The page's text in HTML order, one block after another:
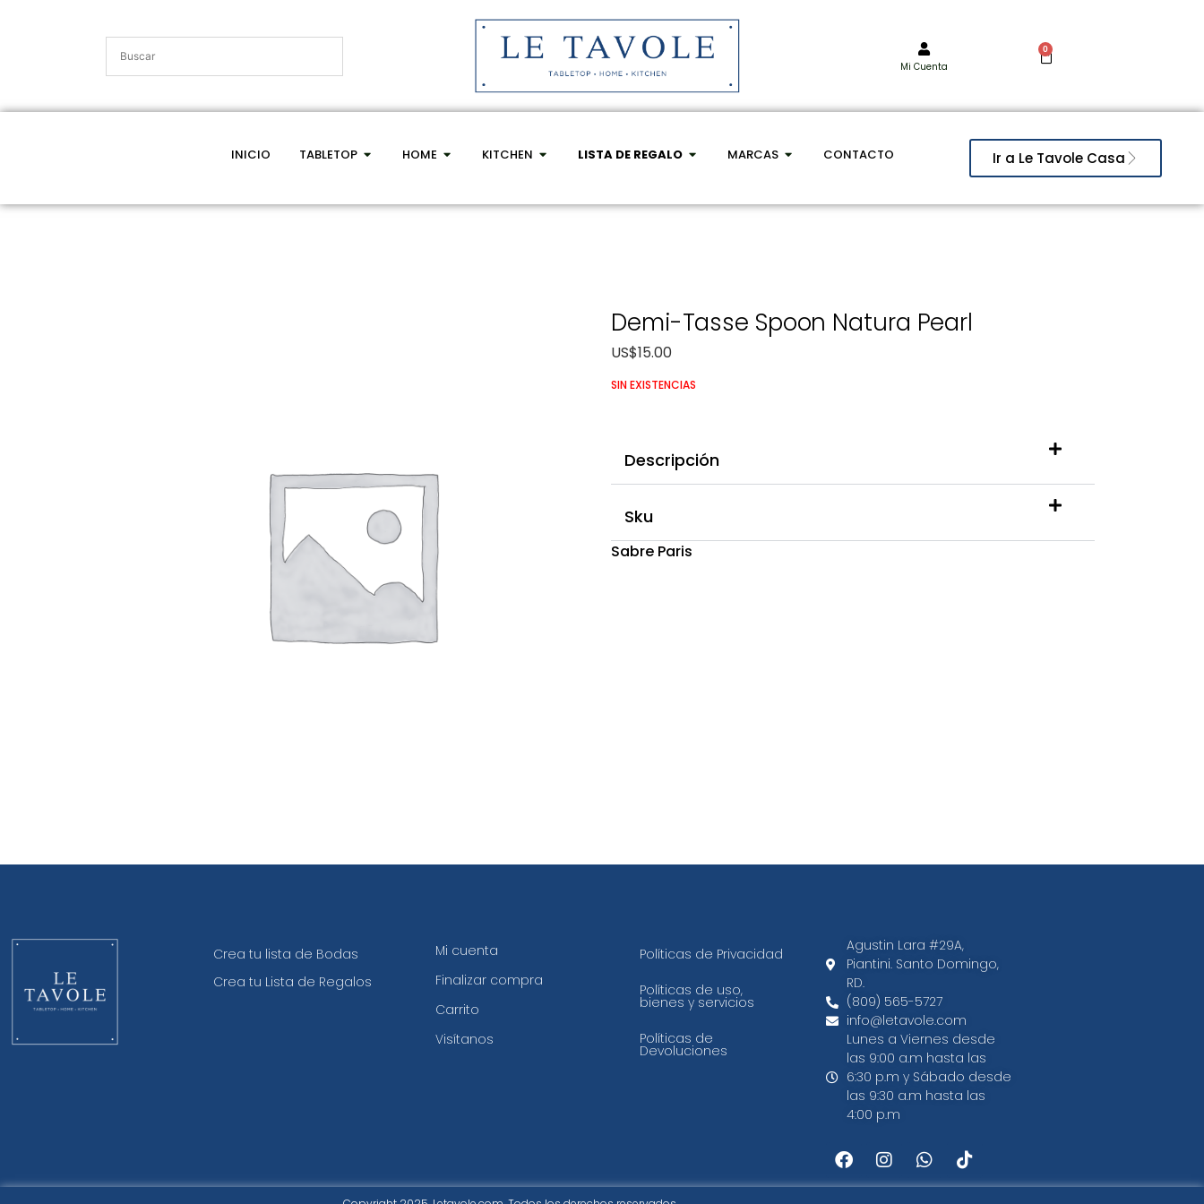
Mi Cuenta
0
INICIO TABLETOP HOME KITCHEN LISTA DE REGALO MARCAS CONTACTO Ir a Le Tavole Casa
Demi-Tasse Spoon Natura Pearl
US$15.00
SIN EXISTENCIAS
Descripción
Sku
Sabre Paris
Crea tu lista de Bodas
Crea tu Lista de Regalos
Mi cuenta
Finalizar compra
Carrito
Visítanos
Políticas de Privacidad
Políticas de uso,
bienes y servicios
Políticas de
Devoluciones
Agustin Lara #29A,
Piantini. Santo Domingo,
RD.​
(809) 565-5727
info@letavole.com
Lunes a Viernes desde
las 9:00 a.m hasta las
6:30 p.m y Sábado desde
las 9:30 a.m hasta las
4:00 p.m